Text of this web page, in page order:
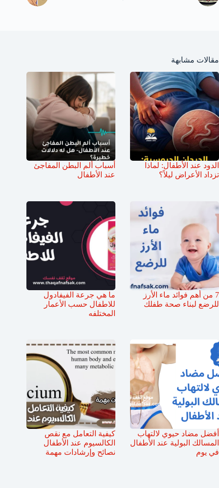
مقالات مشابهة
الدود عند الأطفال: لماذا
تزداد الأعراض ليلاً؟
أسباب ألم البطن المفاجئ
عند الأطفال
7 من أهم فوائد ماء الأرز
للرضع لبناء صحة طفلك
ما هي جرعة الفيفادول
للاطفال حسب الأعمار
المختلفه
أفضل مضاد حيوي لالتهاب
المسالك البولية عند الأطفال
في يوم
كيفية التعامل مع نقص
الكالسيوم عند الأطفال
نصائح وإرشادات مهمة